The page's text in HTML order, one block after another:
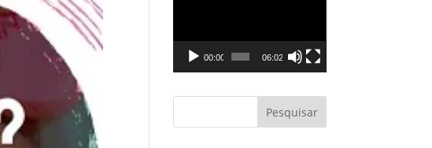
vídeo
00:00 06:02